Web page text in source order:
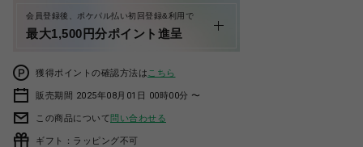
会員登録後、ポケパル払い初回登録&利用で
最大1,500円分ポイント進呈
獲得ポイントの確認方法は こちら
販売期間 2025年08月01日 00時00分 〜
この商品について問い合わせる
ギフト：ラッピング不可